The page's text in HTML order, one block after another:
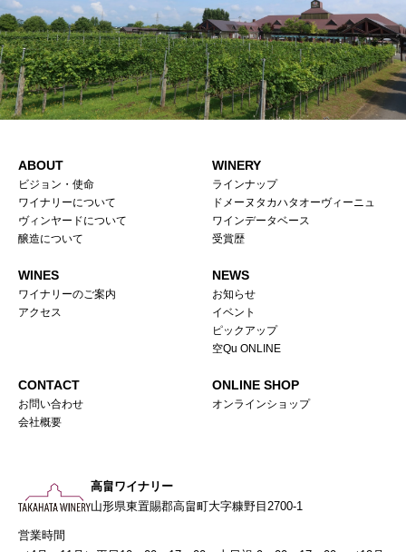
ABOUT
ビジョン・使命
ワイナリーについて
ヴィンヤードについて
醸造について
WINERY
ラインナップ
ドメーヌタカハタオーヴィーニュ
ワインデータベース
受賞歴
WINES
ワイナリーのご案内
アクセス
NEWS
お知らせ
イベント
ピックアップ
空Qu ONLINE
CONTACT
お問い合わせ
会社概要
ONLINE SHOP
オンラインショップ
高畠ワイナリー
山形県東置賜郡高畠町大字糠野目2700-1
営業時間